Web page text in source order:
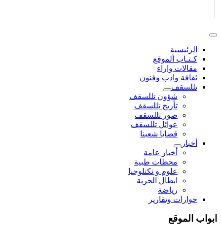
الرئيسية
كـتـاب ألموقع
مقالات واراء
ثقافة وادب وفنون
تللسقف
شؤون تللسقف
تأريخ تللسقف
صور تللسقف
عوائل تللسقف
قضايا شعبنا
أخبار
أخبار عامة
محطات طبية
علوم و تکنلوجیا
ابطال الحرية
رياضة
حوارات وتقارير
ابواب الموقع